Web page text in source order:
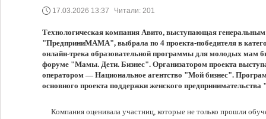
17.03.2026 13:37 Читали: 201
Технологическая компания Авито, выступающая
"ПредприниМАМА", выбрала по 4 проекта-победителя в
онлайн-трека образовательной программы для молодых мам
форуме "Мамы. Дети. Бизнес". Организатором проекта
оператором — Национальное агентство "Мой бизнес".
основного проекта поддержки женского
Компания оценивала участниц, которые не только прошли